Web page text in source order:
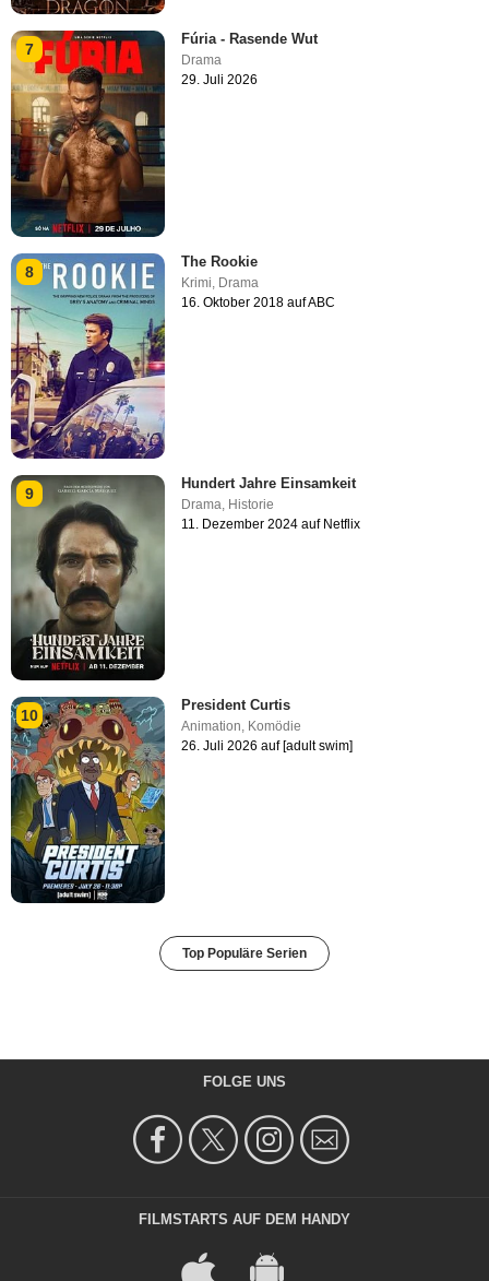
7
Fúria - Rasende Wut
Drama
29. Juli 2026
8
The Rookie
Krimi Drama
16. Oktober 2018 auf ABC
9
Hundert Jahre Einsamkeit
Drama, Historie
11. Dezember 2024 auf Netflix
10
President Curtis
Animation, Komödie
26. Juli 2026 auf [adult swim]
Top Populäre Serien
FOLGE UNS
FILMSTARTS AUF DEM HANDY